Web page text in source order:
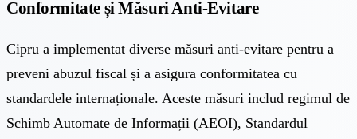
Conformitate și Măsuri Anti-Evitare
Cipru a implementat diverse măsuri anti-evitare pentru a
preveni abuzul fiscal și a asigura conformitatea cu
standardele internaționale. Aceste măsuri includ regimul de
Schimb Automate de Informații (AEOI), Standardul